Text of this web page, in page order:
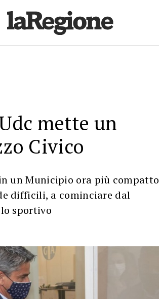
mette un
Civico
un Municipio ora più compatto
difficili, a cominciare dal
sportivo